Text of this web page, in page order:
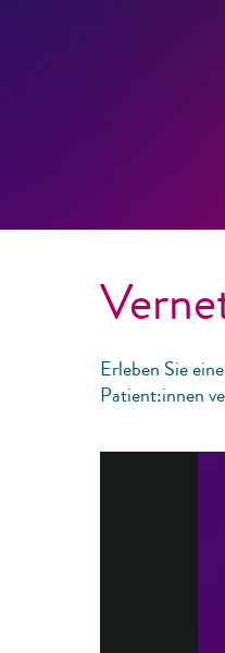
Erleben Sie
Patient:innen